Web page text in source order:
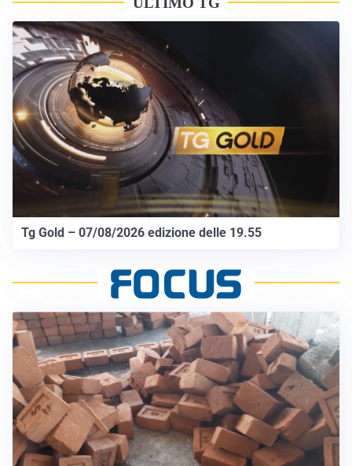
Tg Gold – 07/08/2026 edizione delle 19.55